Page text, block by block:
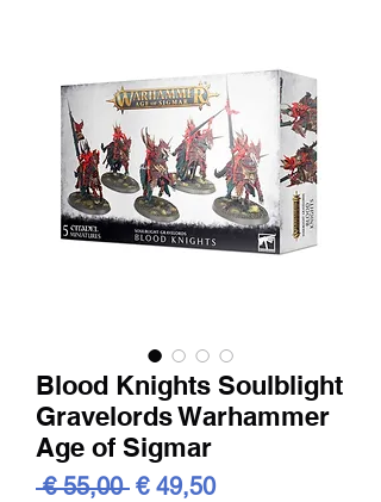
Blood Knights Soulblight
Gravelords Warhammer
Age of Sigmar
€ 55,00 Standardpreis
€ 49,50Sale-